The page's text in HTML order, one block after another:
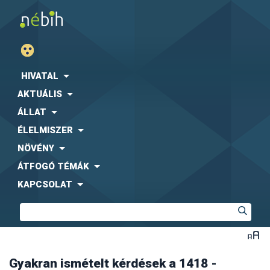
HIVATAL
AKTUÁLIS
ÁLLAT
ÉLELMISZER
NÖVÉNY
ÁTFOGÓ TÉMÁK
KAPCSOLAT
Gyakran ismételt kérdések a 1418 -